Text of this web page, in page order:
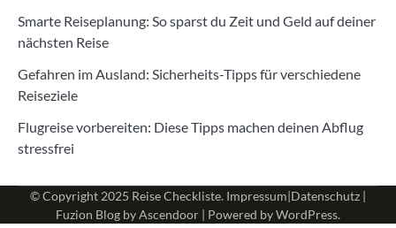
Smarte Reiseplanung: So sparst du Zeit und Geld auf deiner
nächsten Reise
Gefahren im Ausland: Sicherheits-Tipps für verschiedene
Reiseziele
Flugreise vorbereiten: Diese Tipps machen deinen Abflug
stressfrei
© Copyright 2025 Reise Checkliste. Impressum|Datenschutz |
Fuzion Blog byAscendoor | Powered byWordPress.